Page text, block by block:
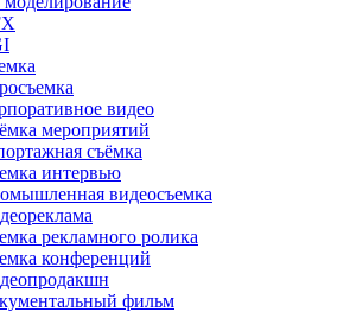
видео
мероприятий
съёмка
интервью
видеосъемка
рекламного ролика
конференций
фильм